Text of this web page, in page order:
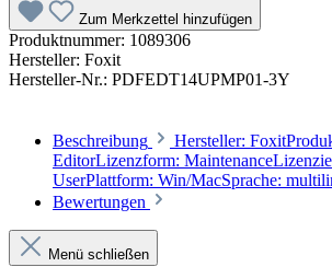
Zum Merkzettel hinzufügen
Produktnummer: 1089306
Hersteller: Foxit
Hersteller-Nr.: PDFEDT14UPMP01-3Y
Beschreibung
Hersteller:
EditorLizenzform:
UserPlattform: Win/MacSprache:
Bewertungen
Menü schließen